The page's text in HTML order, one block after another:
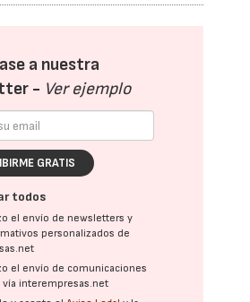
a nuestra
- Ver ejemplo
GRATIS
todos
el envío de newsletters y
personalizados de
el envío de comunicaciones
vía interempresas.net